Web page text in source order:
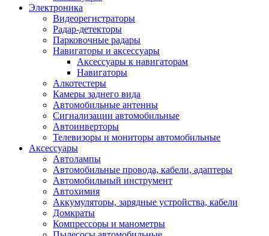
(памперс)
Валы переноса заряда/магнитные валы
Валы резиновые/тефлоновые
Втулки/подшипники/бушинги
Девелоперы
Дозирущие лезвия
Другие зип
Кабели
Крышки
Лампы
Лотки, кассеты
Моторы/двигатели/редукторы
Платы форматирования
Ракели
Ролики/наборы роликов/насадки
Сервисные наборы
Смазки
Электроника
Видеорегистраторы
Радар-детекторы
Парковочные радары
Навигаторы и аксессуары
Аксессуары к навигаторам
Навигаторы
Алкотестеры
Камеры заднего вида
Автомобильные антенны
Сигнализации автомобильные
Автоинверторы
Телевизоры и мониторы автомобильные
Аксессуары
Автолампы
Автомобильные провода, кабели, адаптеры
Автомобильный инструмент
Автохимия
Аккумуляторы, зарядные устройства, кабели
Домкраты
Компрессоры и манометры